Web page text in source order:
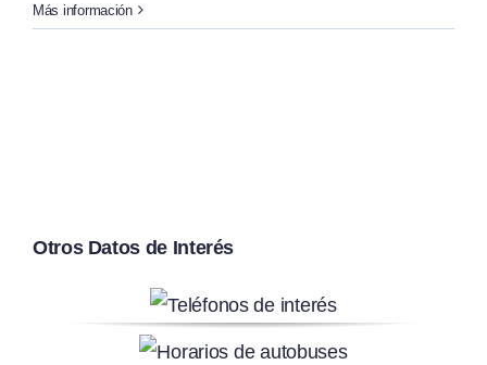
Más información
Otros Datos de Interés